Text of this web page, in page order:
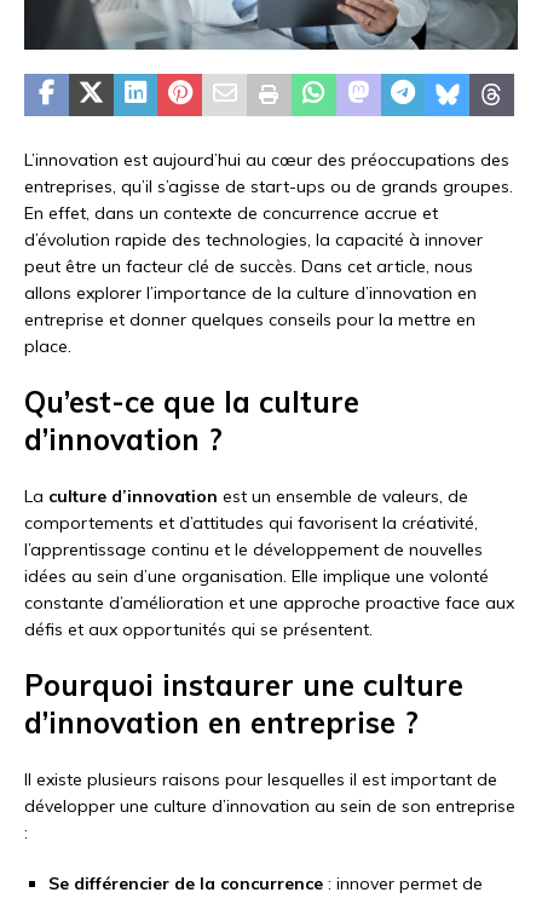
L’innovation est aujourd’hui au cœur des préoccupations des
entreprises, qu’il s’agisse de start-ups ou de grands groupes.
En effet, dans un contexte de concurrence accrue et
d’évolution rapide des technologies, la capacité à innover
peut être un facteur clé de succès. Dans cet article, nous
allons explorer l’importance de la culture d’innovation en
entreprise et donner quelques conseils pour la mettre en
place.
Qu’est-ce que la culture
d’innovation ?
La culture d’innovation est un ensemble de valeurs, de
comportements et d’attitudes qui favorisent la créativité,
l’apprentissage continu et le développement de nouvelles
idées au sein d’une organisation. Elle implique une volonté
constante d’amélioration et une approche proactive face aux
défis et aux opportunités qui se présentent.
Pourquoi instaurer une culture
d’innovation en entreprise ?
Il existe plusieurs raisons pour lesquelles il est important de
développer une culture d’innovation au sein de son entreprise
:
Se différencier de la concurrence : innover permet de